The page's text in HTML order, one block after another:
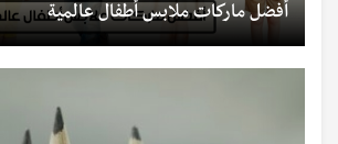
أفضل ماركات ملابس أطفال عالمية